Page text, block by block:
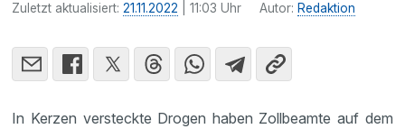
Zuletzt aktualisiert:21.11.2022 | 11:03 Uhr Autor: Redaktion
In Kerzen versteckte Drogen haben Zollbeamte auf dem